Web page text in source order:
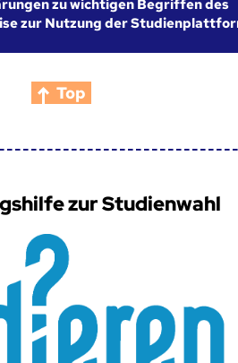
zu wichtigen Begriffen des
zur Nutzung der
Top
zur Studienwahl